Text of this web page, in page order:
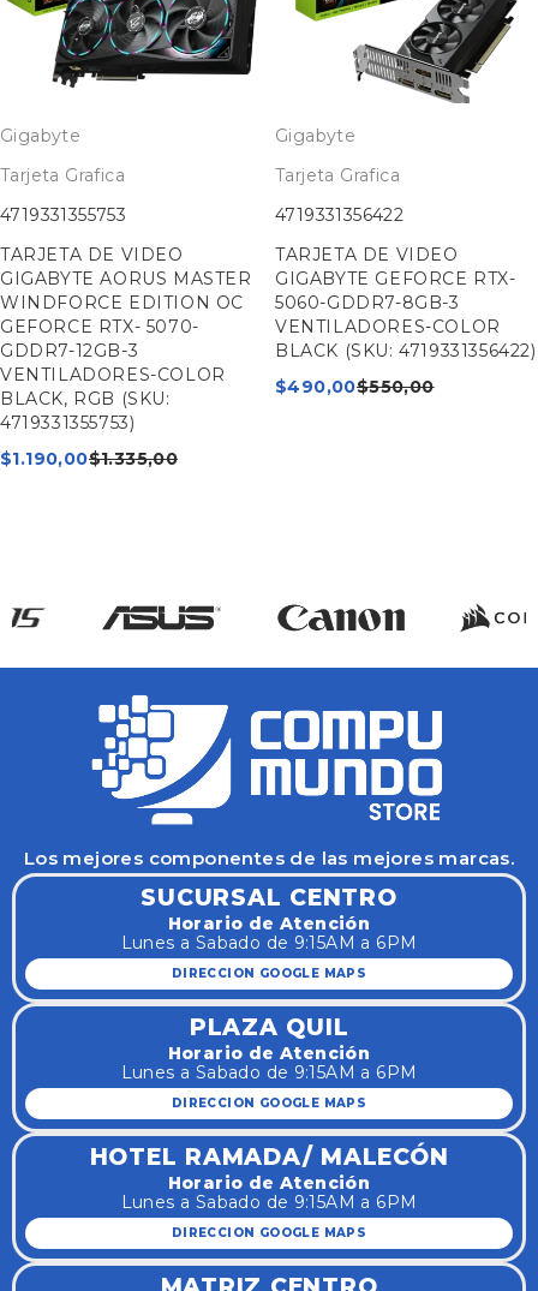
Gigabyte
Tarjeta Grafica
4719331355753
TARJETA DE VIDEO
GIGABYTE AORUS MASTER
WINDFORCE EDITION OC
GEFORCE RTX- 5070-
GDDR7-12GB-3
VENTILADORES-COLOR
BLACK, RGB (SKU:
4719331355753)
$1.335,00
$1.190,00
Gigabyte
Tarjeta Grafica
4719331356422
TARJETA DE VIDEO
GIGABYTE GEFORCE RTX-
5060-GDDR7-8GB-3
VENTILADORES-COLOR
BLACK (SKU: 4719331356422)
$550,00
$490,00
Los mejores componentes de las mejores marcas.
SUCURSAL CENTRO
Horario de Atención
Lunes a Sabado de 9:15AM a 6PM
DIRECCION GOOGLE MAPS
PLAZA QUIL
Horario de Atención
Lunes a Sabado de 9:15AM a 6PM
DIRECCION GOOGLE MAPS
HOTEL RAMADA/ MALECÓN
Horario de Atención
Lunes a Sabado de 9:15AM a 6PM
DIRECCION GOOGLE MAPS